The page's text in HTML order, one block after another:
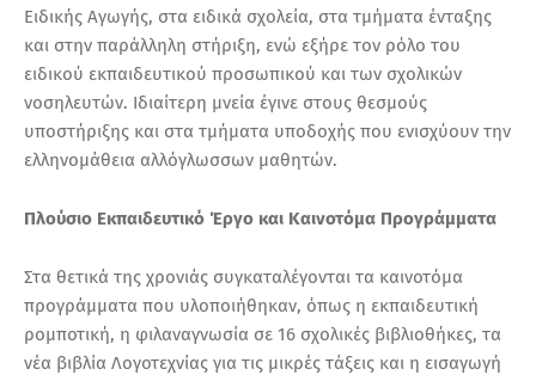
Ειδικής Αγωγής, στα ειδικά σχολεία, στα τμήματα ένταξης
και στην παράλληλη στήριξη, ενώ εξήρε τον ρόλο του
ειδικού εκπαιδευτικού προσωπικού και των σχολικών
νοσηλευτών. Ιδιαίτερη μνεία έγινε στους θεσμούς
υποστήριξης και στα τμήματα υποδοχής που ενισχύουν την
ελληνομάθεια αλλόγλωσσων μαθητών.
Πλούσιο Εκπαιδευτικό Έργο και Καινοτόμα Προγράμματα
Στα θετικά της χρονιάς συγκαταλέγονται τα καινοτόμα
προγράμματα που υλοποιήθηκαν, όπως η εκπαιδευτική
ρομποτική, η φιλαναγνωσία σε 16 σχολικές βιβλιοθήκες, τα
νέα βιβλία Λογοτεχνίας για τις μικρές τάξεις και η εισαγωγή